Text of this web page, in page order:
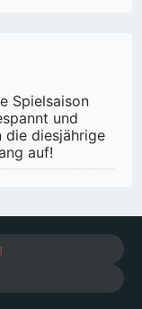
Spielsaison
und
die diesjährige
auf!